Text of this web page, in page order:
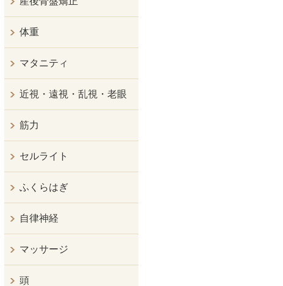
体重
マタニティ
近視・遠視・乱視・老眼
筋力
セルライト
ふくらはぎ
自律神経
マッサージ
頭